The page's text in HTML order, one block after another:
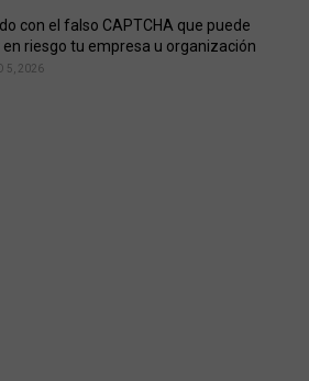
con el falso CAPTCHA que puede
en riesgo tu empresa u organización
5, 2026